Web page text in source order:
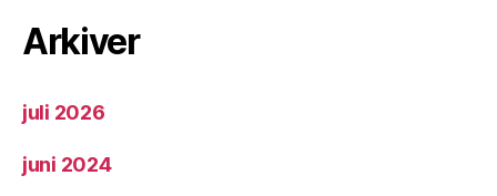
Arkiver
juli 2026
juni 2024